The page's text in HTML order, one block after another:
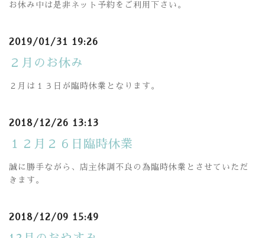
お休み中は是非ネット予約をご利用下さい。
2019/01/31 19:26
２月のお休み
２月は１３日が臨時休業となります。
2018/12/26 13:13
１２月２６日臨時休業
誠に勝手ながら、店主体調不良の為臨時休業とさせていただ
きます。
2018/12/09 15:49